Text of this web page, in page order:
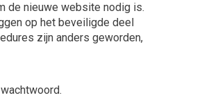
de nieuwe website nodig is.
op het beveiligde deel
zijn anders geworden,